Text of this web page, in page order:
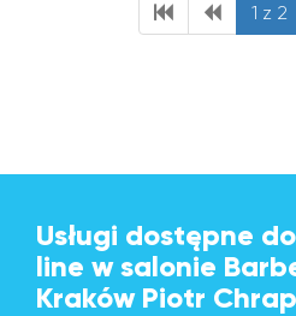
1 z 2
Usługi dostępne
line w salonie
Kraków Piotr